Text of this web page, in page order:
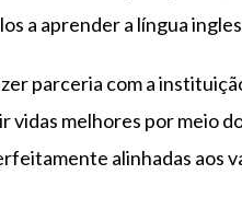
a aprender a língua
parceria com a
vidas melhores por meio
alinhadas aos